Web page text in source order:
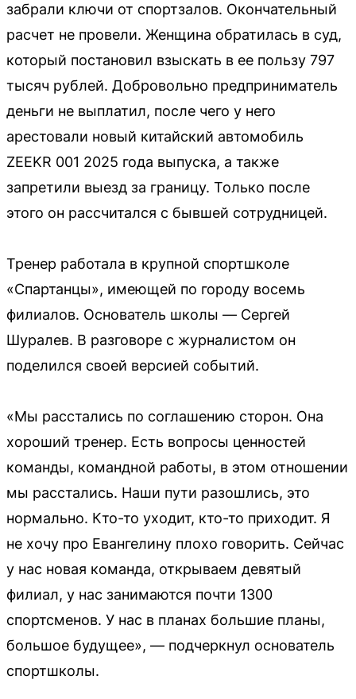
забрали ключи от спортзалов. Окончательный
расчет не провели. Женщина обратилась в суд,
который постановил взыскать в ее пользу 797
тысяч рублей. Добровольно предприниматель
деньги не выплатил, после чего у него
арестовали новый китайский автомобиль
ZEEKR 001 2025 года выпуска, а также
запретили выезд за границу. Только после
этого он рассчитался с бывшей сотрудницей.
Тренер работала в крупной спортшколе
«Спартанцы», имеющей по городу восемь
филиалов. Основатель школы — Сергей
Шуралев. В разговоре с журналистом он
поделился своей версией событий.
«Мы расстались по соглашению сторон. Она
хороший тренер. Есть вопросы ценностей
команды, командной работы, в этом отношении
мы расстались. Наши пути разошлись, это
нормально. Кто-то уходит, кто-то приходит. Я
не хочу про Евангелину плохо говорить. Сейчас
у нас новая команда, открываем девятый
филиал, у нас занимаются почти 1300
спортсменов. У нас в планах большие планы,
большое будущее», — подчеркнул основатель
спортшколы.